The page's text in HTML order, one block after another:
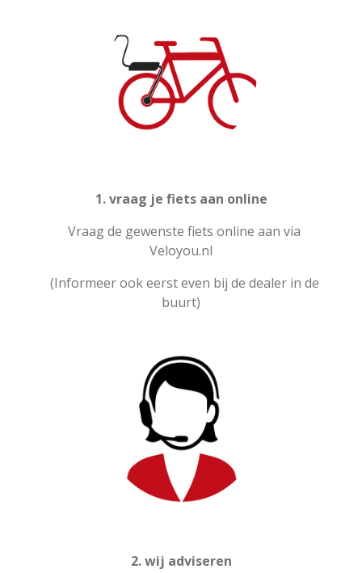
1. vraag je fiets aan online
Vraag de gewenste fiets online aan via
Veloyou.nl
(Informeer ook eerst even bij de dealer in de
buurt)
2. wij adviseren